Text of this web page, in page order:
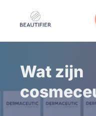
Resultaten
Kenniscentrum
Wat zijn